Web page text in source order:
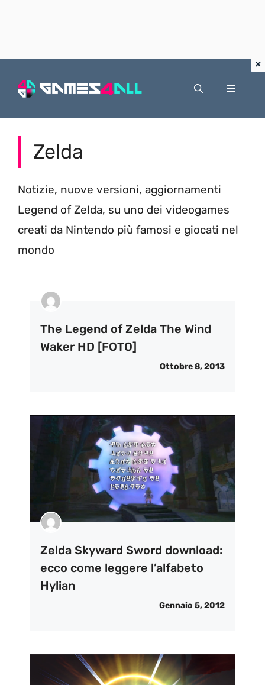
Menu
Zelda
Notizie, nuove versioni, aggiornamenti
Legend of Zelda, su uno dei videogames
creati da Nintendo più famosi e giocati nel
mondo
The Legend of Zelda The Wind
Waker HD [FOTO]
Ottobre 8, 2013
Zelda Skyward Sword download:
ecco come leggere l’alfabeto
Hylian
Gennaio 5, 2012